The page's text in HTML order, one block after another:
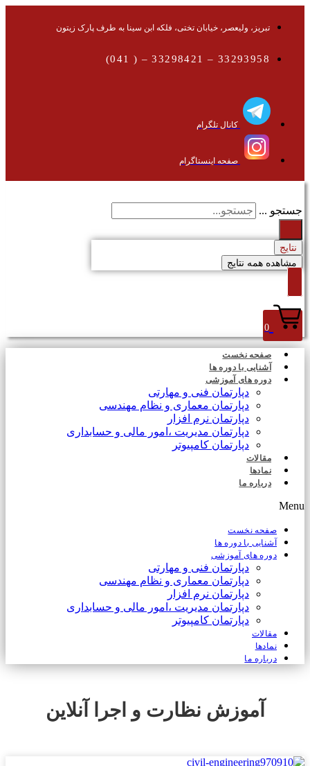
تبریز، ولیعصر، خیابان تختی، فلکه ابن سینا به طرف پارک زیتون
33293958 – 33298421 – ( 041)
کانال تلگرام
صفحه اینستاگرام
جستجو ...
نتایج
مشاهده همه نتایج
صفحه نخست
آشنایی با دوره ها
دوره های آموزشی
دپارتمان فنی و مهارتی
دپارتمان معماری و نظام مهندسی
دپارتمان نرم افزار
دپارتمان مدیریت ،امور مالی و حسابداری
دپارتمان کامپیوتر
مقالات
نمادها
درباره ما
Menu
صفحه نخست
آشنایی با دوره ها
دوره های آموزشی
دپارتمان فنی و مهارتی
دپارتمان معماری و نظام مهندسی
دپارتمان نرم افزار
دپارتمان مدیریت ،امور مالی و حسابداری
دپارتمان کامپیوتر
مقالات
نمادها
درباره ما
آموزش نظارت و اجرا آنلاین